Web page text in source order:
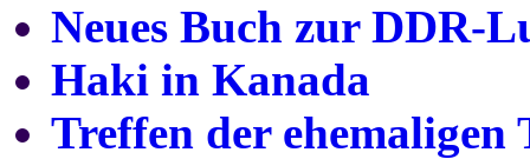
Neues Buch zur DDR-
Haki in Kanada
Treffen der ehemaligen